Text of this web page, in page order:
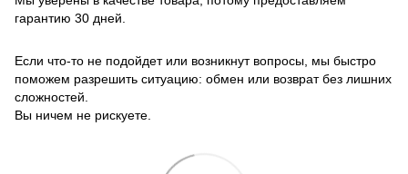
гарантию 30 дней.
Если что-то не подойдет или возникнут вопросы, мы быстро
поможем разрешить ситуацию: обмен или возврат без лишних
сложностей.
Вы ничем не рискуете.